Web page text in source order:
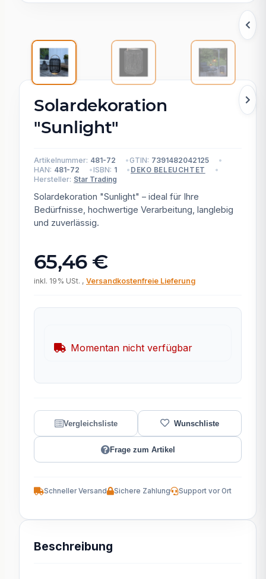
Solardekoration
"Sunlight"
Artikelnummer: 481-72 GTIN: 7391482042125
HAN: 481-72 ISBN: 1 DEKO BELEUCHTET
Hersteller: Star Trading
Solardekoration "Sunlight" – ideal für Ihre
Bedürfnisse, hochwertige Verarbeitung, langlebig
und zuverlässig.
65,46 €
inkl. 19% USt. , Versandkostenfreie Lieferung
Momentan nicht verfügbar
Frage zum Artikel
Schneller Versand Sichere Zahlung Support vor Ort
Beschreibung